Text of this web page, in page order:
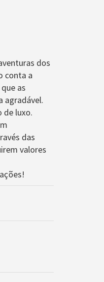
dos
conta a
as
agradável.
de luxo.
das
valores